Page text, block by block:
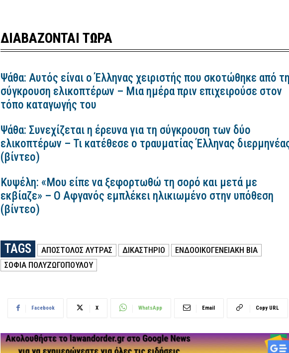
ΔΙΑΒΑΖΟΝΤΑΙ ΤΩΡΑ
Ψάθα: Αυτός είναι ο Έλληνας χειριστής που σκοτώθηκε από τη
σύγκρουση ελικοπτέρων – Μια ημέρα πριν επιχειρούσε στον
τόπο καταγωγής του
Ψάθα: Συνεχίζεται η έρευνα για τη σύγκρουση των δύο
ελικοπτέρων – Τι κατέθεσε ο τραυματίας Έλληνας
(βίντεο)
Κυψέλη: «Μου είπε να ξεφορτωθώ τη σορό και μετά με
εκβίαζε» – Ο Αφγανός εμπλέκει ηλικιωμένο στην υπόθεση
(βίντεο)
TAGS ΑΠΟΣΤΟΛΟΣ ΛΥΤΡΑΣ ΔΙΚΑΣΤΗΡΙΟ
ΕΝΔΟΟΙΚΟΓΕΝΕΙΑΚΗ ΒΙΑ
ΣΟΦΊΑ ΠΟΛΥΖΩΓΟΠΟΎΛΟΥ
Facebook X WhatsApp Email Copy URL